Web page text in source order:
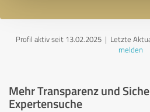
Profil aktiv seit 13.02.2025 | Letzte
melden
Mehr Transparenz und
Expertensuche